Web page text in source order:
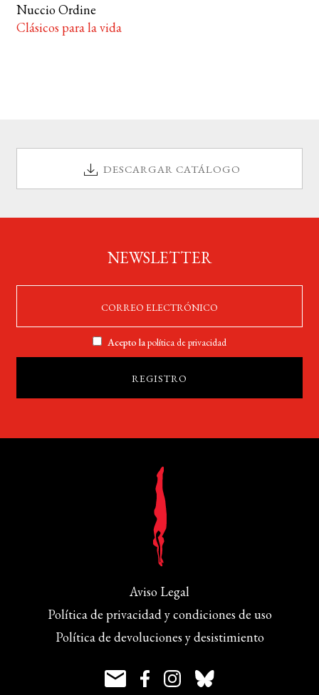
Nuccio Ordine
Clásicos para la vida
DESCARGAR CATÁLOGO
NEWSLETTER
Acepto lapolítica de privacidad
Aviso Legal
Política de privacidad y condiciones de uso
Política de devoluciones y desistimiento